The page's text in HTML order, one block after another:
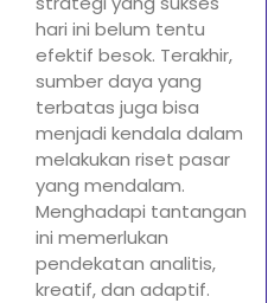
hari ini belum tentu
efektif besok. Terakhir,
sumber daya yang
terbatas juga bisa
menjadi kendala dalam
melakukan riset pasar
yang mendalam.
Menghadapi tantangan
ini memerlukan
pendekatan analitis,
kreatif, dan adaptif.